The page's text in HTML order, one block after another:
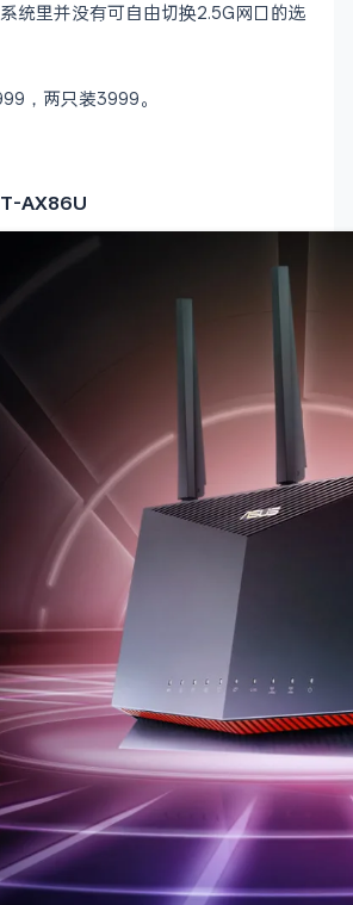
统里并没有可自由切换2.5G网口的选
，两只装3999。
AX86U